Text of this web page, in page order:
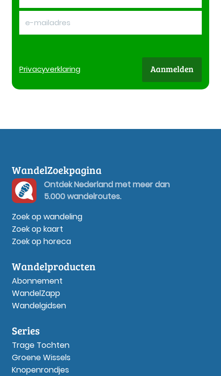
Privacyverklaring Aanmelden
WandelZoekpagina
Ontdek Nederland met meer dan
5.000 wandelroutes.
Zoek op wandeling
Zoek op kaart
Zoek op horeca
Wandelproducten
Abonnement
WandelZapp
Wandelgidsen
Series
Trage Tochten
Groene Wissels
Knopenrondjes